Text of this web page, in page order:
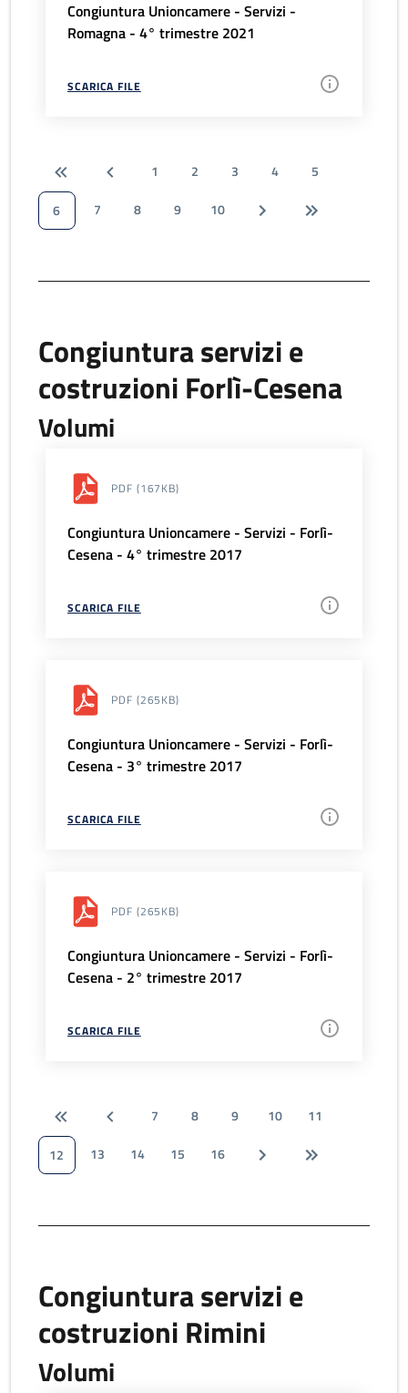
Congiuntura Unioncamere - Servizi -
Romagna - 4° trimestre 2021
SCARICA FILE
1 2 3 4
5
6
7 8 9 10
Congiuntura servizi e
costruzioni Forlì-Cesena
Volumi
PDF (167KB)
Congiuntura Unioncamere - Servizi - Forlì-
Cesena - 4° trimestre 2017
SCARICA FILE
PDF (265KB)
Congiuntura Unioncamere - Servizi - Forlì-
Cesena - 3° trimestre 2017
SCARICA FILE
PDF (265KB)
Congiuntura Unioncamere - Servizi - Forlì-
Cesena - 2° trimestre 2017
SCARICA FILE
7 8 9 10
11
12
13 14 15 16
Congiuntura servizi e
costruzioni Rimini
Volumi